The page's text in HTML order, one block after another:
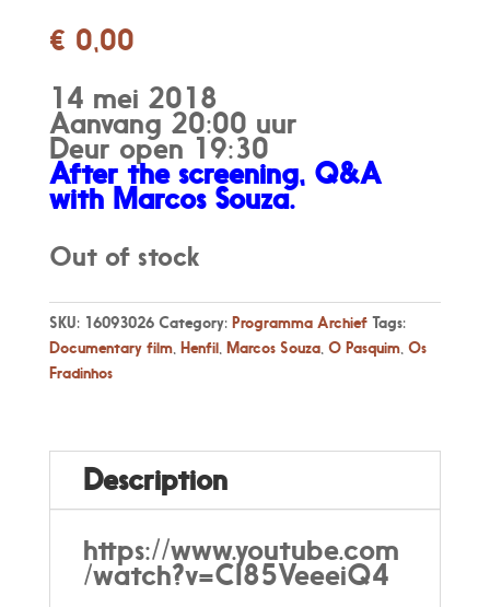
€ 0,00
14 mei 2018
Aanvang 20:00 uur
Deur open 19:30
After the screening, Q&A
with Marcos Souza.
Out of stock
SKU: 16093026 Category: Programma Archief Tags:
Documentary film, Henfil, Marcos Souza, O Pasquim, Os
Fradinhos
Description
https://www.youtube.com
/watch?v=CI85VeeeiQ4